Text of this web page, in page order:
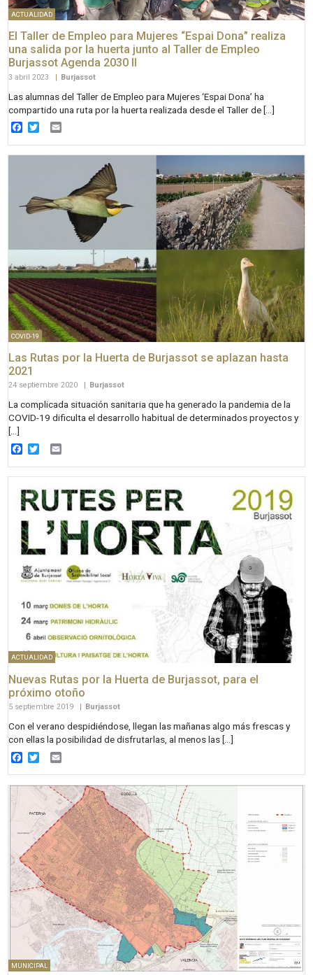
ACTUALIDAD
El Taller de Empleo para Mujeres “Espai Dona” realiza
una salida por la huerta junto al Taller de Empleo
Burjassot Agenda 2030 II
3 abril 2023 | Burjassot
Las alumnas del Taller de Empleo para Mujeres ‘Espai Dona’ ha
compartido una ruta por la huerta realizada desde el Taller de […]
Facebook
Twitter
COVID-19
Las Rutas por la Huerta de Burjassot se aplazan hasta
2021
24 septiembre 2020 Burjassot
La complicada situación sanitaria que ha generado la pandemia de la
COVID-19 dificulta el desarrollo habitual de determinados proyectos y
[…]
Facebook
Twitter
ACTUALIDAD
Nuevas Rutas por la Huerta de Burjassot, para el
próximo otoño
5 septiembre 2019 | Burjassot
Con el verano despidiéndose, llegan las mañanas algo más frescas y
con ellas la posibilidad de disfrutarlas, al menos las […]
Facebook
Twitter
MUNICIPAL